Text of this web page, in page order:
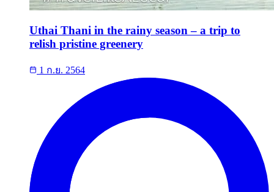
Uthai Thani in the rainy season – a trip to
relish pristine greenery
1 ก.ย. 2564